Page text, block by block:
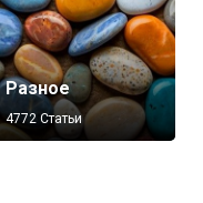
Разное
4772 Статьи